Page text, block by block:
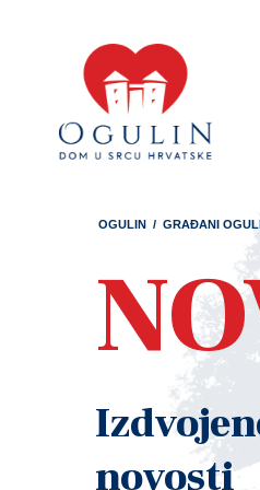
OGULIN / GRAĐANI
novosti